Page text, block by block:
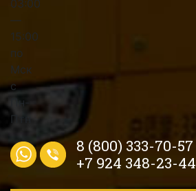
8 (800) 333-70-57
+7 924 348-23-44